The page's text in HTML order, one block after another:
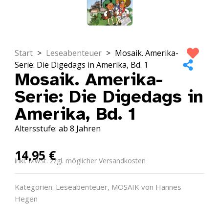
Start > Leseabenteuer > Mosaik. Amerika-
Serie: Die Digedags in Amerika, Bd. 1
Mosaik. Amerika-
Serie: Die Digedags in
Amerika, Bd. 1
Altersstufe: ab 8 Jahren
14,95 €
inkl. MwSt. zzgl. möglicher Versandkosten
Kategorien: Leseabenteuer, MOSAIK von Hannes
Hegen